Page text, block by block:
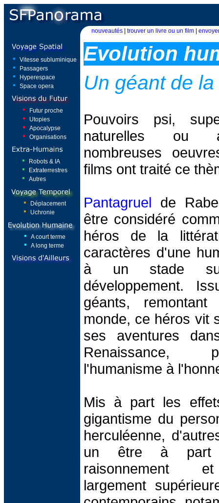
nouveautés trouver un livre ou un film
Vitesse subluminique
Passagers
Hyperespace
Space opera
Futur proche
Utopies
Apocalypse
Organisations
Robots & IA
Extraterrestres
Autres
Déplacement
Uchronie
A court terme
A long terme
Evolution
Un géant de
Pouvoirs psi,
naturelles ou
nombreuses
films ont traité ce
Pantagruel de
être considéré
héros de la
caractères d'une
à un stade
développement.
géants,
monde, ce héros vit
ses aventures
Renaissance,
l'humanisme à
Mis à part les
gigantisme du
herculéenne,
un être à part
raisonnement
largement